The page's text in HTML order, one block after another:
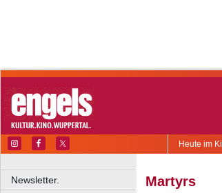
Heute im
Newsletter.
Martyrs